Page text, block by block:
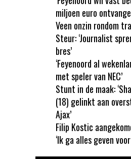
miljoen euro
Veen onzin rondom
Steur: ‘Journalist
bres’
‘Feyenoord al
met speler van NEC’
Stunt in de maak:
(18) gelinkt aan
Ajax’
Filip Kostic
‘Ik ga alles geven voor